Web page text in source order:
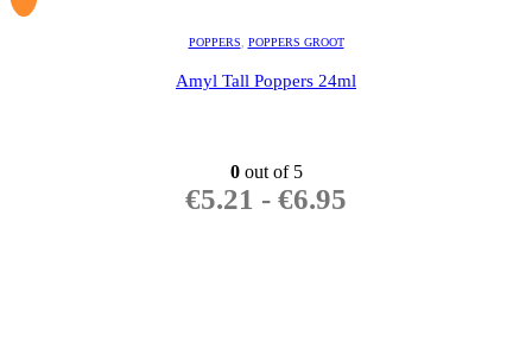
POPPERS, POPPERS GROOT
Amyl Tall Poppers 24ml
0out of 5
€5.21 - €6.95